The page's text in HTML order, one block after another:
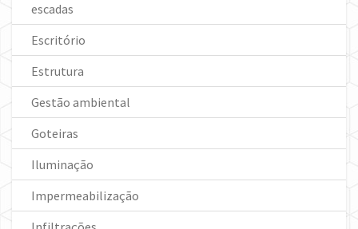
escadas
Escritório
Estrutura
Gestão ambiental
Goteiras
Iluminação
Impermeabilização